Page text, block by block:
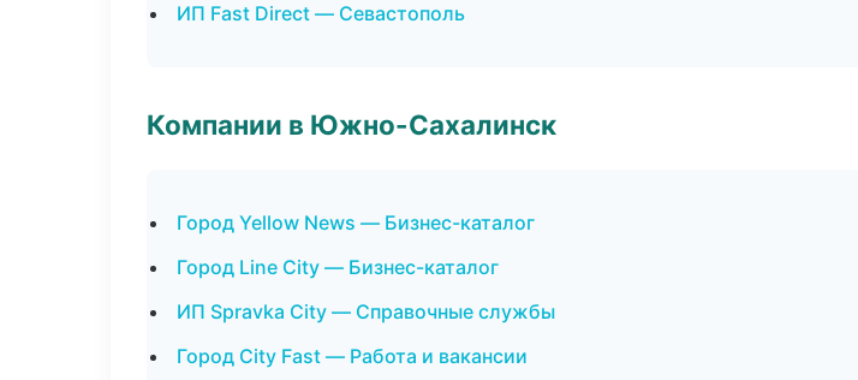
ИП Fast Direct — Севастополь
Компании в Южно-Сахалинск
Город Yellow News — Бизнес-каталог
Город Line City — Бизнес-каталог
ИП Spravka City — Справочные службы
Город City Fast — Работа и вакансии